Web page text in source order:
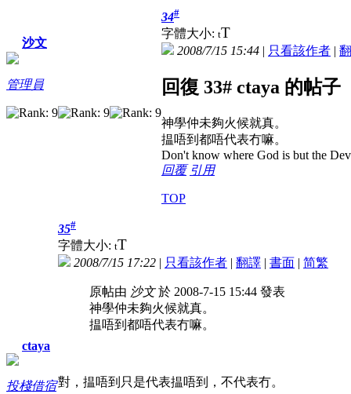
沙文
管理員
34#
字體大小: tT
2008/7/15 15:44 | 只看該作者 |
回復 33# ctaya 的帖子
神學仲未夠火候就真。
揾唔到都唔代表冇嘛。
Don't know where God is but the
回覆 引用
TOP
ctaya
投棧借宿
35#
字體大小: tT
2008/7/15 17:22 | 只看該作者 | 翻譯 | 書面 | 简繁
原帖由 沙文於 2008-7-15 15:44 發表
神學仲未夠火候就真。
揾唔到都唔代表冇嘛。
對，揾唔到只是代表揾唔到，不代表冇。